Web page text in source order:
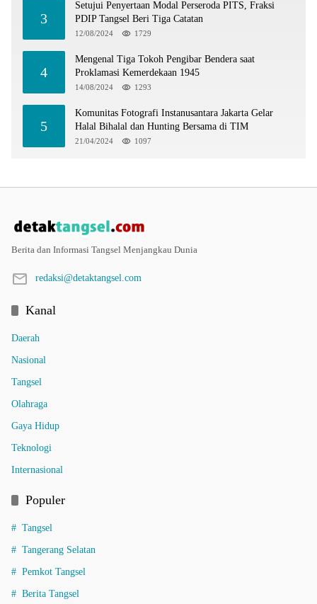
3
Setujui Penyertaan Modal Perseroda PITS, Fraksi
PDIP Tangsel Beri Tiga Catatan
12/08/2024 1729
4
Mengenal Tiga Tokoh Pengibar Bendera saat
Proklamasi Kemerdekaan 1945
14/08/2024 1293
5
Komunitas Fotografi Instanusantara Jakarta Gelar
Halal Bihalal dan Hunting Bersama di TIM
21/04/2024 1097
Berita dan Informasi Tangsel Menjangkau Dunia
redaksi@detaktangsel.com
Kanal
Daerah
Nasional
Tangsel
Olahraga
Gaya Hidup
Teknologi
Internasional
Populer
Tangsel
Tangerang Selatan
Pemkot Tangsel
Berita Tangsel